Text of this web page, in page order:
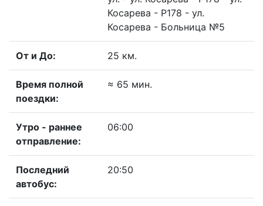
Косарева - Р178 - ул.
Косарева - Больница №5
От и До: 25 км.
Время полной
поездки:
≈ 65 мин.
Утро - раннее
отправление:
06:00
Последний
автобус:
20:50